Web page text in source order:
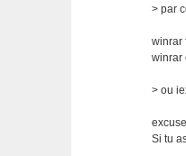
> par
winrar
winrar
> ou
Si tu